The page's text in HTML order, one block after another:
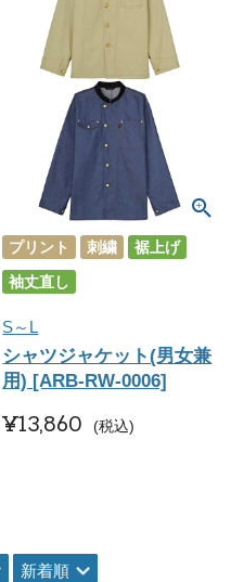
プリント 刺繍
裾上げ
袖丈直し
S～L
シャツジャケット(男女兼
用) [ARB-RW-0006]
¥13,860 税込
新着順